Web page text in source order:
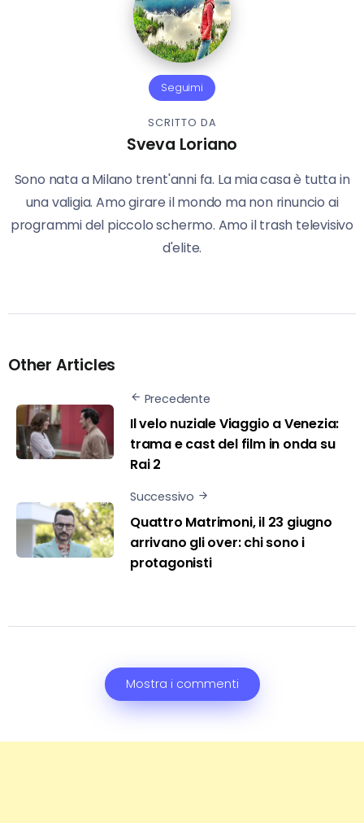
Seguimi
SCRITTO DA
Sveva Loriano
Sono nata a Milano trent'anni fa. La mia casa è tutta in
una valigia. Amo girare il mondo ma non rinuncio ai
programmi del piccolo schermo. Amo il trash televisivo
d'elite.
Other Articles
Precedente
Il velo nuziale Viaggio a Venezia:
trama e cast del film in onda su
Rai 2
Successivo
Quattro Matrimoni, il 23 giugno
arrivano gli over: chi sono i
protagonisti
Mostra i commenti